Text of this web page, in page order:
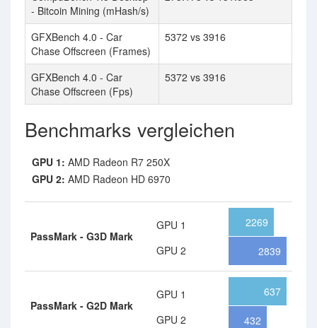
- Bitcoin Mining (mHash/s)
GFXBench 4.0 - Car
Chase Offscreen (Frames)
5372 vs 3916
GFXBench 4.0 - Car
Chase Offscreen (Fps)
5372 vs 3916
Benchmarks vergleichen
GPU 1: AMD Radeon R7 250X
GPU 2: AMD Radeon HD 6970
PassMark - G3D Mark
GPU 1
GPU 2
2269
2839
PassMark - G2D Mark
GPU 1
GPU 2
637
432